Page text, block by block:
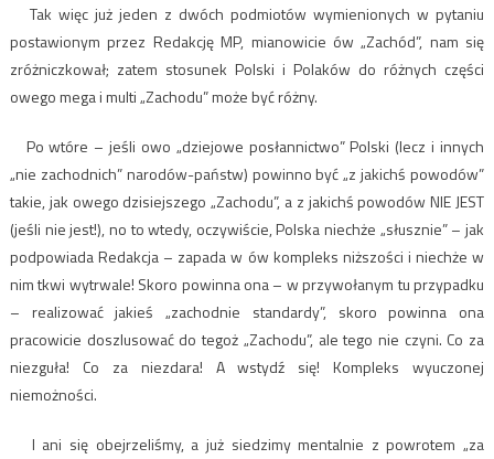
Tak więc już jeden z dwóch podmiotów wymienionych w pytaniu
postawionym przez Redakcję MP, mianowicie ów „Zachód”, nam się
zróżniczkował; zatem stosunek Polski i Polaków do różnych części
owego mega i multi „Zachodu” może być różny.
Po wtóre – jeśli owo „dziejowe posłannictwo” Polski (lecz i innych
„nie zachodnich” narodów-państw) powinno być „z jakichś powodów”
takie, jak owego dzisiejszego „Zachodu”, a z jakichś powodów NIE JEST
(jeśli nie jest!), no to wtedy, oczywiście, Polska niechże „słusznie” – jak
podpowiada Redakcja – zapada w ów kompleks niższości i niechże w
nim tkwi wytrwale! Skoro powinna ona – w przywołanym tu przypadku
– realizować jakieś „zachodnie standardy”, skoro powinna ona
pracowicie doszlusować do tegoż „Zachodu”, ale tego nie czyni. Co za
niezguła! Co za niezdara! A wstydź się! Kompleks wyuczonej
niemożności.
I ani się obejrzeliśmy, a już siedzimy mentalnie z powrotem „za